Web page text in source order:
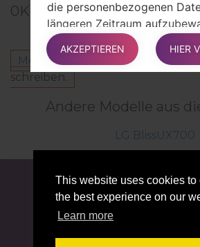
This website uses cookies to
the best experience on our
Learn more
0Kommentare
Melden Sie sich an
um einen
schreiben.
Andere Modelle aus
LG BlissUX700
die personenbezogenen
längeren Zeitraum
dies zur Erfüllung gesetzlicher
Verpflichtungen erforderlich
Antrag einer höheren
personenbezogene Daten
Recht auf Auskunft, das
und das Recht auf
können daher nach Ablauf
Aufbewahrungsfrist nicht
AKZEPTIEREN HIER